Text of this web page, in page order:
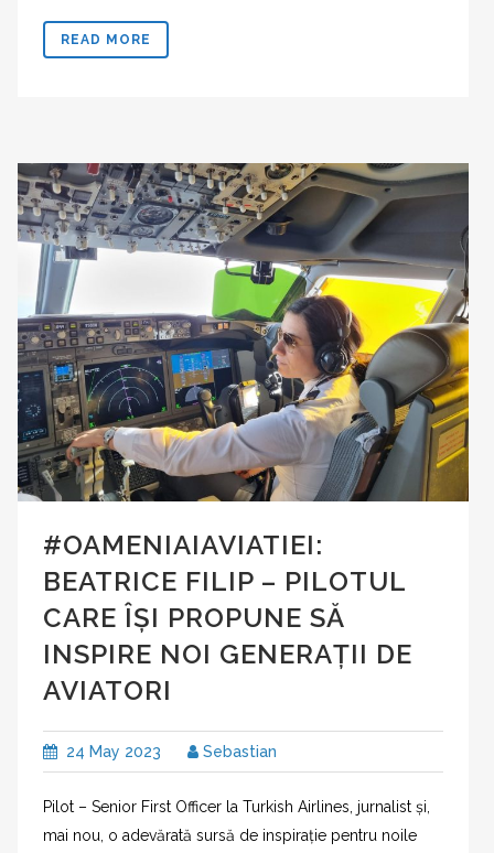
READ MORE
#OAMENIAIAVIATIEI:
BEATRICE FILIP – PILOTUL
CARE ÎȘI PROPUNE SĂ
INSPIRE NOI GENERAȚII DE
AVIATORI
24 May 2023 Sebastian
Pilot – Senior First Officer la Turkish Airlines, jurnalist și,
mai nou, o adevărată sursă de inspirație pentru noile